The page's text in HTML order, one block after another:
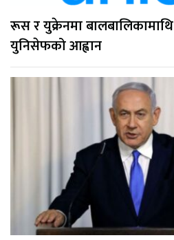
रूस र युक्रेनमा
युनिसेफको आह्वान